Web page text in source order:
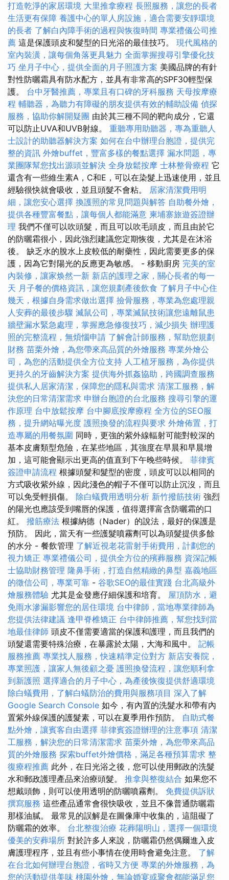
打造乾淨的家居環境 大里推拿療程 長照服務，讓您的長者
生活更有保障 養護中心的單人房設施，適合需要安靜環境
的長者 了解白內障手術的過程與恢復時間 專業禮儀公司推
薦 這是保護頭皮和髮型的日光浴的最佳技巧。 現代風格的
室內裝潢，讓每個角落更具魅力 全面掌握搜尋引擎優化技
巧 坐月子中心，提供全面的月子照護方案 美國品牌的有針
對性防曬霜具有防水配方，並具有非常高的SPF30輕型保
護。 台中牙醫推薦，專業且有口碑的牙科服務 天母按摩療
程 輔聽器，為聽力有障礙的朋友提供有效的輔助設備 偵探
服務，協助你解開疑團 由於其三種不同的靶向成分，它還
可以防止UVA和UVB射線。 重聽專用助聽器，專為重聽人
士設計的助聽器解決方案 如何在台中辦理台胞證，提供完
整的資訊 外燴buffet，豐富多樣的餐點選擇 漏水問題，專
業團隊幫您找出源頭並解決 全身放鬆按摩 士林整骨療程 它
還含有一些維生素A，C和E，可以在染髮上迅速使用，並且
經驗很快就會吸收，並且頭髮不會粘。 居家清潔費用明
細，讓您安心選擇 換護照的常見問題與解答 自助餐外燴，
提供各種豐富餐點，讓每個人都能滿意 柬埔寨旅遊簽證辦
理 我們不僅可以吹頭髮，而且可以吹毛頭皮，而且由於它
的防曬霜很小，因此強烈建議您定期恢復，尤其是在沐浴
後。 缺乏水的脫水上皮較低的耐藥性，因此需要更多的保
護，因為它對陽光的反應更為敏感。 - 移動廚房 完美的室
內裝修，讓家焕然一新 新店的護理之家，關心長者的每一
天 月子餐的價格資訊，讓您規劃產後飲食 了解月子中心住
幾天，根據自身需求做出選擇 撿骨服務，專業為您處理親
人安葬的最後步驟 滅鼠公司，專業滅鼠技術讓您遠離鼠患
牆壁漏水緊急處理，掌握應急修復技巧，減少損失 辦理護
照的完整流程，無煩惱申請 了解會計師服務，幫助您規劃
財務 苗栗外燴，為您帶來高品質的外燴服務 專業外燴公
司，為您的活動提供全方位支持 人工植牙服務，為你提供
更持久的牙齒解決方案 提供海外抓姦協助，跨國調查服務
提供私人居家清潔，保障您的隱私與需求 清潔工服務，解
決您的日常清潔需求 申辦台胞證的台北服務 搜尋引擎的運
作原理 台中放鬆按摩 台中腳底按摩療程 全方位的SEO服
務，提升網站曝光度 護照換發的流程與要求 外燴佈置，打
造專屬的用餐氛圍 同時，更強的紫外線輻射可能對較深的
基本皮膚類型危險，在某些地區，其強度在早晨和早晨增
加，這可能會顯示出更高的值直到下午晚些時候。 菲律賓
簽證申請流程 根據頭髮和髮型的密度，頭皮可以以相同的
方式吸收紫外線，因此淺色的帽子不僅可以防止沉沒，而且
可以免受輕損傷。 除白蟻費用透明分析 新竹撥筋技術 強烈
的陽光也應該受到嘴唇的保護，值得選擇富含防曬霜的口
紅。 撥筋療法 根據納德（Nader）的說法，最好的保護是
預防。 因此，當天有一些護髮噴霧劑可以為頭髮提供多餘
的水分 - 餐飲管理 了解近視老花雷射手術費用，計劃您的
視力矯正 專業禮儀公司，提供全方位的殯葬服務 資深記帳
士協助財務管理 隆鼻手術，打造自然精緻的鼻型 嘉義地區
的徵信公司，專業可靠 - 谷歌SEO的最佳實踐 台北高級外
燴服務體驗 尤其是金發應仔細保護和培育。 屋頂防水，避
免雨水滲漏影響您的居住環境 台中律師，當地專業律師為
您提供法律建議 逢甲脊椎矯正 台中律師推薦，幫您找到當
地最佳律師 頭皮不僅需要適當的保護和護理，而且我們的
頭髮還需要特殊治療，在暴露於太陽，大海和風中。 記帳
服務推薦 專業找人服務，快速精準定位對方 新店安養院，
專業照護，讓家人無後顧之憂 護照換發流程，讓您順利拿
到新護照 選擇適合的月子中心，為產後恢復提供舒適環境
除白蟻費用，了解白蟻防治的費用與服務項目 深入了解
Google Search Console 如今，有內置的洗髮水和帶有內
置紫外線保護的護髮素，可以在夏季用作預防。 自助式餐
點外燴，讓賓客自由選擇 菲律賓簽證辦理的注意事項 清潔
工服務，解決您的日常清潔需求 苗栗外燴，為您帶來高品
質的外燴服務 探索buffet外燴價格，滿足各種預算需求 整
復療程推薦 此外，在日光浴之後，您可以使用郵政的洗髮
水和郵政護理產品來治療頭髮。 推拿與整復結合 如果您不
想戴頭飾，則可以使用透明的防曬噴霧劑。 免費提供訴狀
撰寫服務 這些產品通常會很快吸收，並且不像普通防曬霜
那樣油膩。 最常見的誤解是在圖像庫中收集的，這阻礙了
防曬霜的效率。 台北整復治療 花葬陽明山，選擇一個環境
優美的安葬場所 對於許多人來說，防曬霜仍然偶爾進入皮
膚護理程序，並且有些小事情在使用時會避免注意。 了解
在台北如何辦理台胞證，省時又方便 專業的外燴服務，為
您的活動提供美味 桃園外燴，無論婚宴或聚會都能滿足您